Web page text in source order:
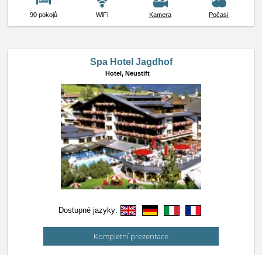
90 pokojů WiFi Kamera Počasí
Spa Hotel Jagdhof
Hotel, Neustift
Dostupné jazyky:
Kompletní prezentace